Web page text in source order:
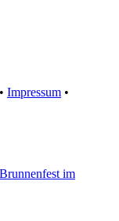
Impressum •
Brunnenfest im